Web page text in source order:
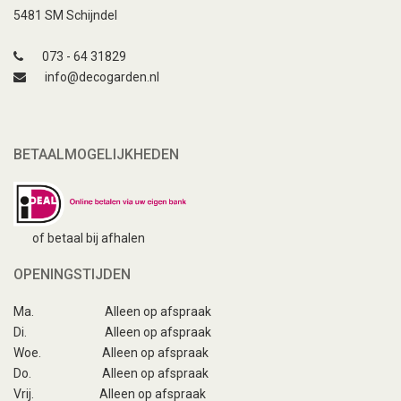
5481 SM Schijndel
073 - 64 31829
info@decogarden.nl
BETAALMOGELIJKHEDEN
of betaal bij afhalen
OPENINGSTIJDEN
Ma.
Alleen op afspraak
Di.
Alleen op afspraak
Woe.
Alleen op afspraak
Do.
Alleen op afspraak
Vrij.
Alleen op afspraak